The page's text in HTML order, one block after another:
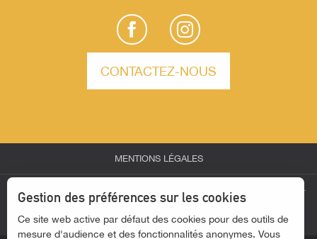
CONTACTEZ-NOUS
MENTIONS LÉGALES
-
ACTUALITÉS - ACCESSIBILITÉ - SITE NON CONFORME
Gestion des préférences sur les cookies
Ce site web active par défaut des cookies pour des outils de
mesure d'audience et des fonctionnalités anonymes. Vous